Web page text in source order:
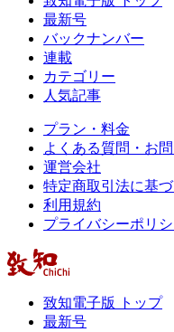
最新号
バックナンバー
連載
カテゴリー
人気記事
プラン・料金
よくある質問・お
運営会社
特定商取引法に基
利用規約
プライバシーポリ
致知電子版 トップ
最新号